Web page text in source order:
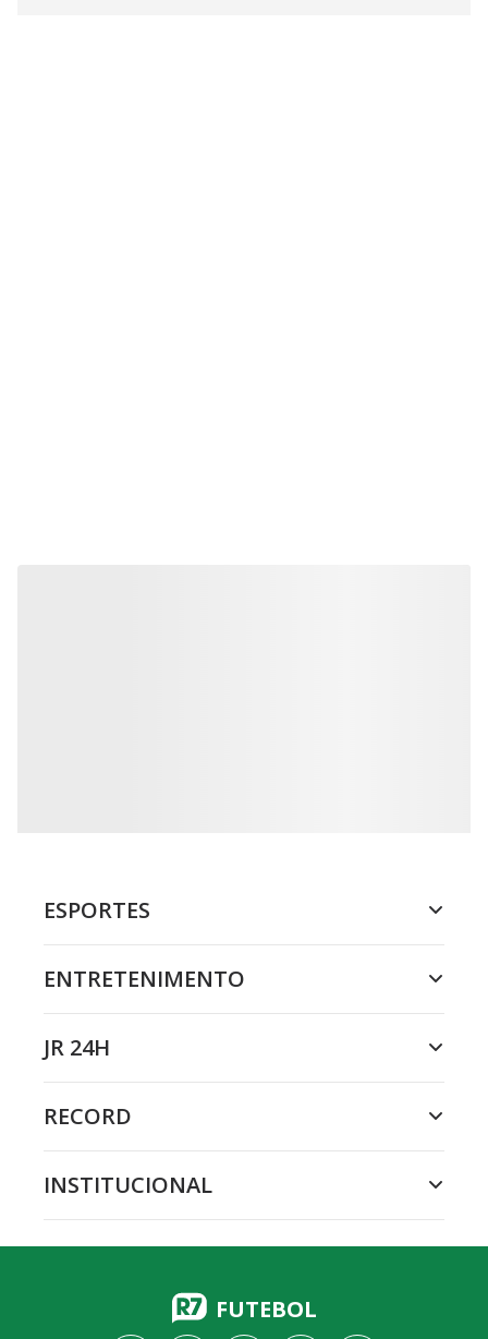
ESPORTES
ENTRETENIMENTO
JR 24H
RECORD
INSTITUCIONAL
FUTEBOL